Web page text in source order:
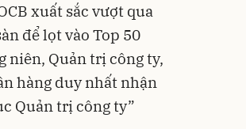
xuất sắc vượt qua
để lọt vào Top 50
niên, Quản trị công ty,
hàng duy nhất nhận
Quản trị công ty”